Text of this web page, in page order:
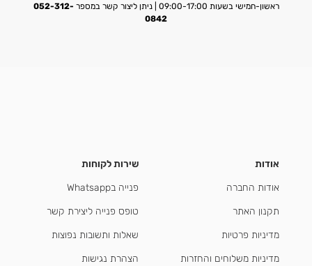
ראשון-חמישי בשעות 09:00-17:00 | ניתן ליצור קשר במספר
052-312-
0842
אודות
אודות החברה
תקנון האתר
מדיניות פרטיות
מדיניות משלוחים והחזרות
שירות לקוחות
פנייה בWhatsapp
טופס פנייה ליצירת קשר
שאלות ותשובות נפוצות
הצהרת נגישות